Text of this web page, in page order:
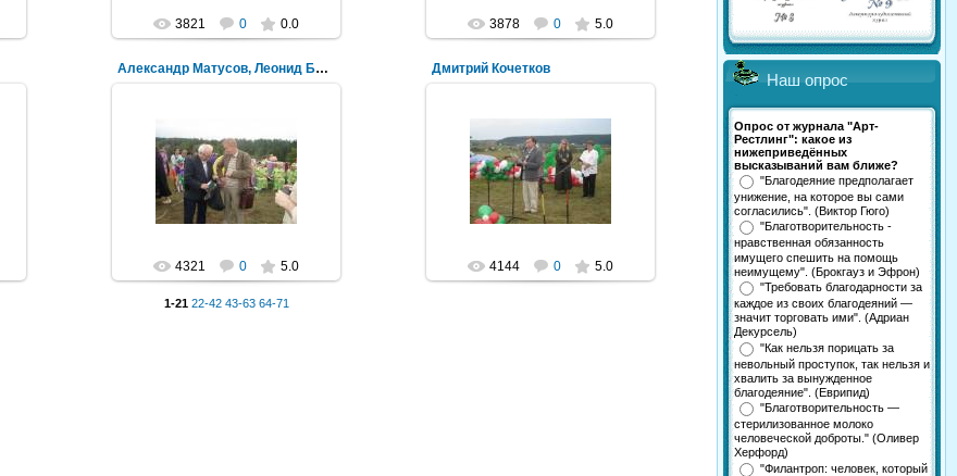
3821 0 0.0 3878 0 5.0
Александр Матусов, Леонид Быков
08.08.2011
Mihalych
4321 0 5.0
Дмитрий Кочетков
08.08.2011
Mihalych
4144 0 5.0
1-21 22-42 43-63 64-71
Наш опрос
Опрос от журнала "Арт-
Рестлинг": какое из
нижеприведённых
высказываний вам ближе?
"Благодеяние предполагает
унижение, на которое вы сами
согласились". (Виктор Гюго)
"Благотворительность -
нравственная обязанность
имущего спешить на помощь
неимущему". (Брокгауз и Эфрон)
"Требовать благодарности за
каждое из своих благодеяний —
значит торговать ими". (Адриан
Декурсель)
"Как нельзя порицать за
невольный проступок, так нельзя и
хвалить за вынужденное
благодеяние". (Еврипид)
"Благотворительность —
стерилизованное молоко
человеческой доброты." (Оливер
Херфорд)
"Филантроп: человек, который